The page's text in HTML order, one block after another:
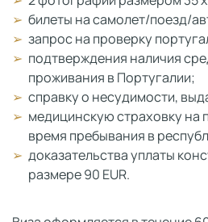
билеты на самолет/поезд/
запрос на проверку
подтверждения наличия
проживания в Португалии;
справку о несудимости,
медицинскую страховку на
время пребывания в
доказательства уплаты
размере 90 EUR.